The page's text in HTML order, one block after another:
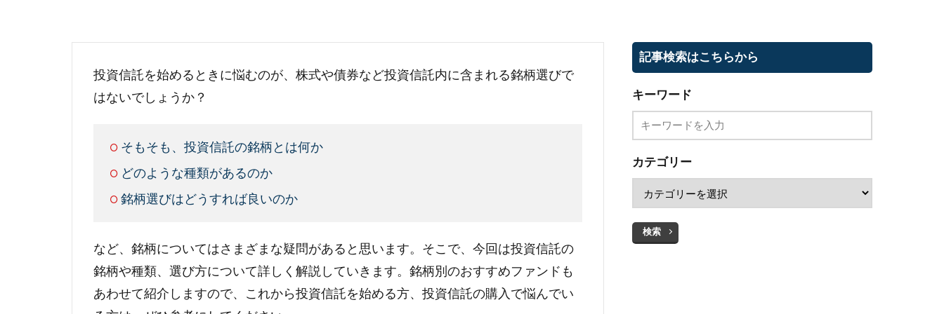
投資信託を始めるときに悩むのが、株式や債券など投資信託内に含まれる銘柄選びで
はないでしょうか？
そもそも、投資信託の銘柄とは何か
どのような種類があるのか
銘柄選びはどうすれば良いのか
など、銘柄についてはさまざまな疑問があると思います。そこで、今回は投資信託の
銘柄や種類、選び方について詳しく解説していきます。銘柄別のおすすめファンドも
あわせて紹介しますので、これから投資信託を始める方、投資信託の購入で悩んでい
記事検索はこちらから
キーワード
カテゴリー
検索